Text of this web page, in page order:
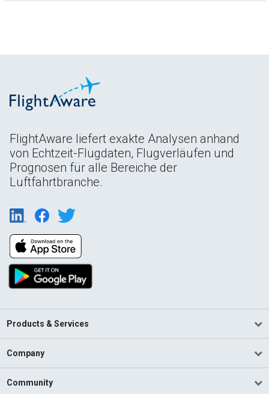
FlightAware liefert exakte Analysen anhand
von Echtzeit-Flugdaten, Flugverläufen und
Prognosen für alle Bereiche der
Luftfahrtbranche.
Products & Services
Company
Community